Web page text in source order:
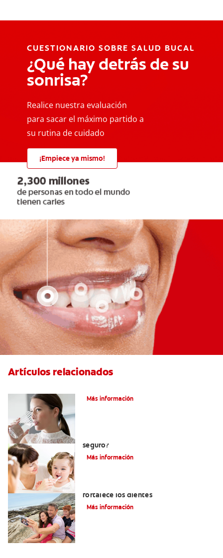
CUESTIONARIO SOBRE SALUD BUCAL
¿Qué hay detrás de su
sonrisa?
Realice nuestra evaluación
para sacar el máximo partido a
su rutina de cuidado
¡Empiece ya mismo!
Artículos relacionados
Más información
seguro?
Más información
fortalece los dientes
Más información